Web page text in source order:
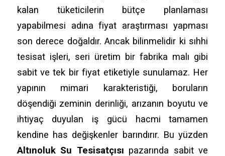
kalan tüketicilerin bütçe planlaması
yapabilmesi adına fiyat araştırması yapması
son derece doğaldır. Ancak bilinmelidir ki sıhhi
tesisat işleri, seri üretim bir fabrika malı gibi
sabit ve tek bir fiyat etiketiyle sunulamaz. Her
yapının mimari karakteristiği, boruların
döşendiği zeminin derinliği, arızanın boyutu ve
ihtiyaç duyulan iş gücü hacmi tamamen
kendine has değişkenler barındırır. Bu yüzden
Altınoluk Su Tesisatçısı pazarında sabit ve